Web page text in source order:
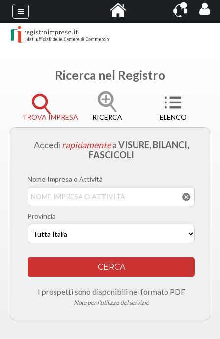
Ricerca nel Registro
TROVA IMPRESA RICERCA ELENCO
Accedi rapidamenteaVISURE, BILANCI,
FASCICOLI
Nome Impresa o Attività
Provincia
CERCA
I prospetti sono disponibili nel formato PDF
Note per l'utilizzo del servizio